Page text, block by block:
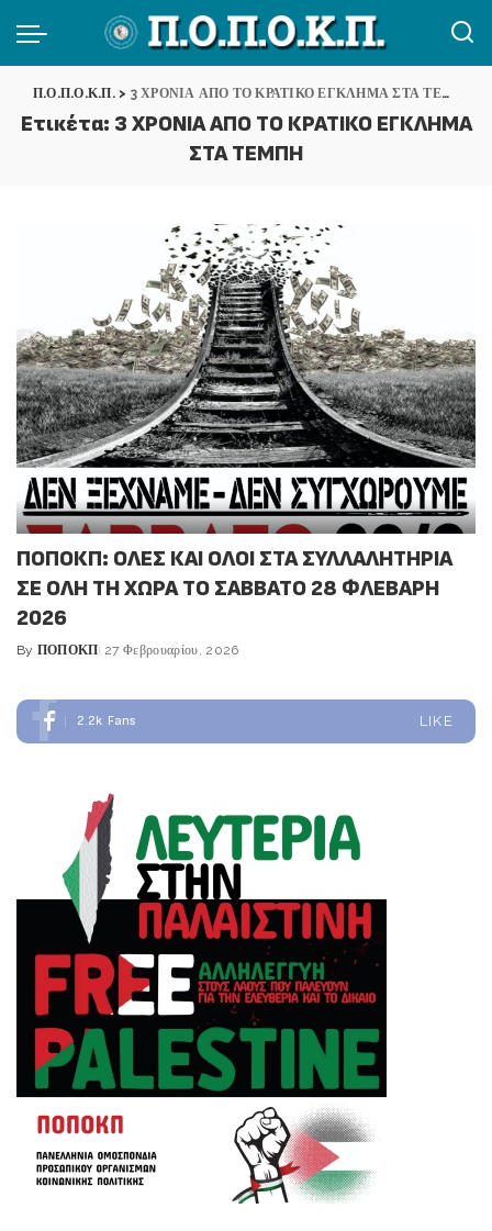
Π.Ο.Π.Ο.Κ.Π.> 3 ΧΡΟΝΙΑ ΑΠΟ ΤΟ ΚΡΑΤΙΚΟ ΕΓΚΛΗΜΑ ΣΤΑ ΤΕΜΠΗ
Ετικέτα: 3 ΧΡΟΝΙΑ ΑΠΟ ΤΟ ΚΡΑΤΙΚΟ ΕΓΚΛΗΜΑ
ΣΤΑ ΤΕΜΠΗ
ΠΟΠΟΚΠ: ΟΛΕΣ ΚΑΙ ΟΛΟΙ ΣΤΑ ΣΥΛΛΑΛΗΤΗΡΙΑ
ΣΕ ΟΛΗ ΤΗ ΧΩΡΑ ΤΟ ΣΑΒΒΑΤΟ 28 ΦΛΕΒΑΡΗ
2026
Posted
By ΠΟΠΟΚΠ 27 Φεβρουαρίου, 2026
2.2k Fans LIKE